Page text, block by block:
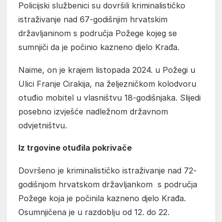
Policijski službenici su dovršili kriminalističko
istraživanje nad 67-godišnjim hrvatskim
državljaninom s područja Požege kojeg se
sumnjiči da je počinio kazneno djelo Krađa.
Naime, on je krajem listopada 2024. u Požegi u
Ulici Franje Cirakija, na željezničkom kolodvoru
otuđio mobitel u vlasništvu 18-godišnjaka. Slijedi
posebno izvješće nadležnom državnom
odvjetništvu.
Iz trgovine otuđila pokrivače
Dovršeno je kriminalističko istraživanje nad 72-
godišnjom hrvatskom državljankom s područja
Požege koja je počinila kazneno djelo Krađa.
Osumnjičena je u razdoblju od 12. do 22.